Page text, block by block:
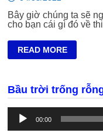
Bây giờ chúng ta sẽ
cho bạn cái gì đó về
ÁNH
GỢI
Ý
CHO
TÂM
TRÍ
READ MORE
Bầu trời trống
phát
âm
00:00